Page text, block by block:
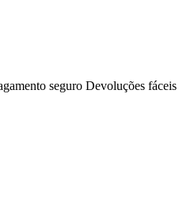
seguro Devoluções fáceis